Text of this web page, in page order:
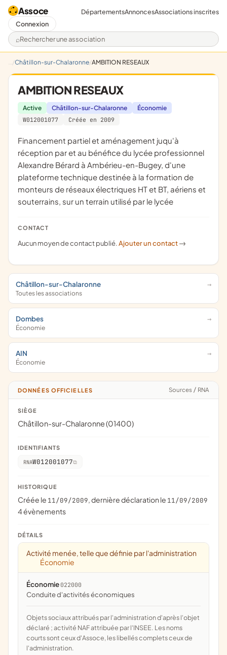
Assoce
Rechercher une association
DépartementsAnnoncesAssociations inscrites
Connexion
Châtillon-sur-Chalaronne AMBITION RESEAUX
AMBITION RESEAUX
Active Châtillon-sur-Chalaronne
Économie
W012001077
Créée en 2009
financement partiel et aménagement juqu'à
réception par et au bénéfice du lycée professionnel
Alexandre Bérard à Ambérieu-en-Bugey, d'une
plateforme technique destinée à la formation de
monteurs de réseaux électriques HT et BT, aériens et
souterrains, sur un terrain utilisé par le lycée
CONTACT
Aucun moyen de contact publié.Ajouter un contact ->
Châtillon-sur-Chalaronne
Toutes les associations
Dombes
Économie
AIN
Économie
DONNÉES OFFICIELLES Sources / RNA
SIÈGE
Châtillon-sur-Chalaronne (01400)
IDENTIFIANTS
RNAW012001077
HISTORIQUE
Créée le 11/09/2009, dernière déclaration le 11/09/2009
4 évènements
DÉTAILS
Activité menée, telle que définie par l'administration
Économie
Économie 022000
conduite d'activités économiques
Objets sociaux attribués par l'administration d'après l'objet
déclaré ; activité NAF attribuée par l'INSEE. Les noms
courts sont ceux d'Assoce, les libellés complets ceux de
l'administration.